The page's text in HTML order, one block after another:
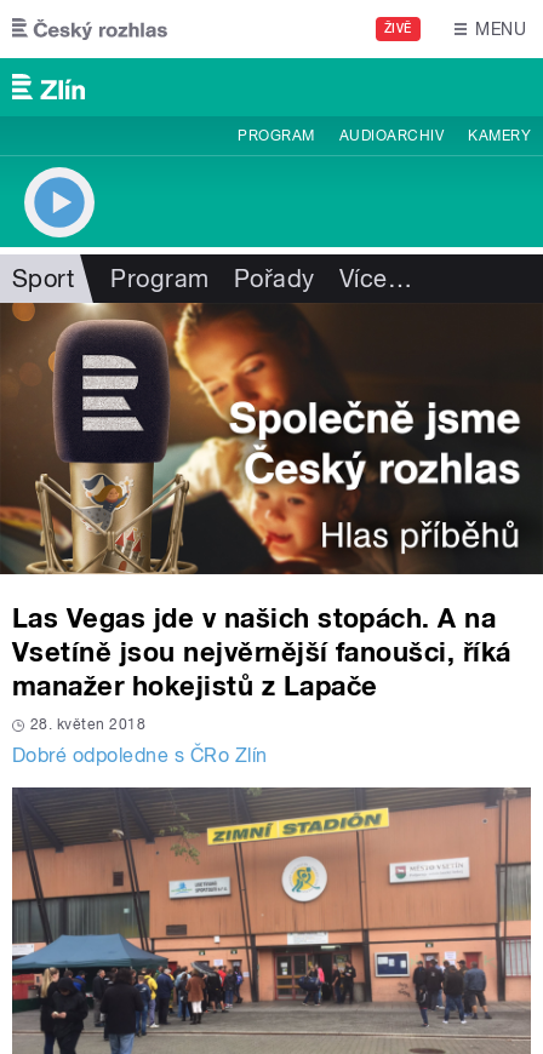
Přejít k hlavnímu obsahu
ŽIVĚ MENU
PROGRAM AUDIOARCHIV KAMERY
Sport Program Pořady Více…
Las Vegas jde v našich stopách. A na
Vsetíně jsou nejvěrnější fanoušci, říká
manažer hokejistů z Lapače
28. květen 2018
Dobré odpoledne s ČRo Zlín